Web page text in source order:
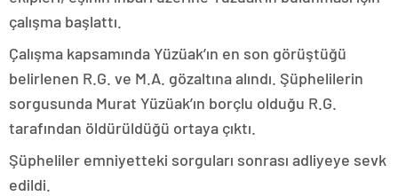
çalışma başlattı.
Çalışma kapsamında Yüzüak’ın en son görüştüğü
belirlenen R.G. ve M.A. gözaltına alındı. Şüphelilerin
sorgusunda Murat Yüzüak’ın borçlu olduğu R.G.
tarafından öldürüldüğü ortaya çıktı.
Şüpheliler emniyetteki sorguları sonrası adliyeye sevk
edildi.